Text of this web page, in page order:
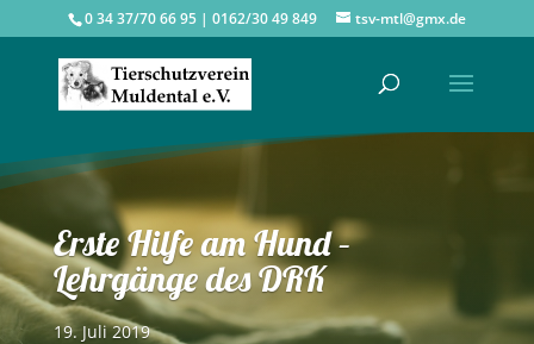
0 34 37/70 66 95 | 0162/30 49 849 tsv-mtl@gmx.de
Erste Hilfe am Hund –
Lehrgänge des DRK
19. Juli 2019